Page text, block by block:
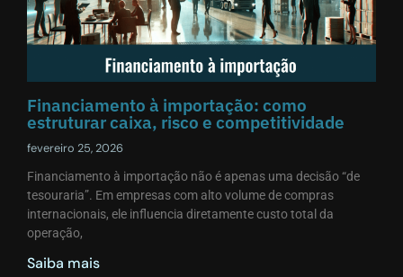
Financiamento à importação: como
estruturar caixa, risco e competitividade
fevereiro 25, 2026
Financiamento à importação não é apenas uma decisão “de
tesouraria”. Em empresas com alto volume de compras
internacionais, ele influencia diretamente custo total da
operação,
Saiba mais